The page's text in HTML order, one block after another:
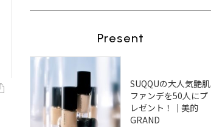
Present
SUQQUの大人気艶肌
ファンデを50人にプ
レゼント！｜美的
GRAND